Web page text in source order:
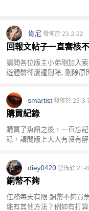
肯尼 發佈於 23-2-22
回報文帖子一直審核
請問各位版主小弟剛加入
遊體驗卻屢遭刪除, 刪除原
smartist 發佈於 23-3-
購買紀錄
購買了魚訊之後，一直忘
錄，請問版上大大有沒有
diey0420 發佈於 21-
銅幣不夠
任務每天有限 銅幣不夠買
能有其他方法？例如有打算